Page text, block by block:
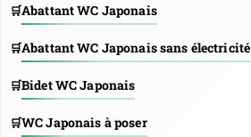
Abattant WC Japonais
Abattant WC Japonais sans électricité
Bidet WC Japonais
WC Japonais à poser